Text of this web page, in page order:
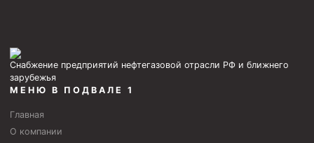
Снабжение предприятий нефтегазовой отрасли РФ и ближнего
зарубежья
МЕНЮ В ПОДВАЛЕ 1
Главная
О компании